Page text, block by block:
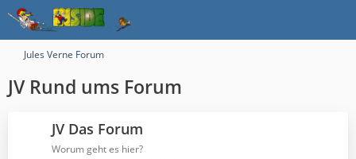
Jules Verne Forum
JV Rund ums Forum
JV Das Forum
Worum geht es hier?